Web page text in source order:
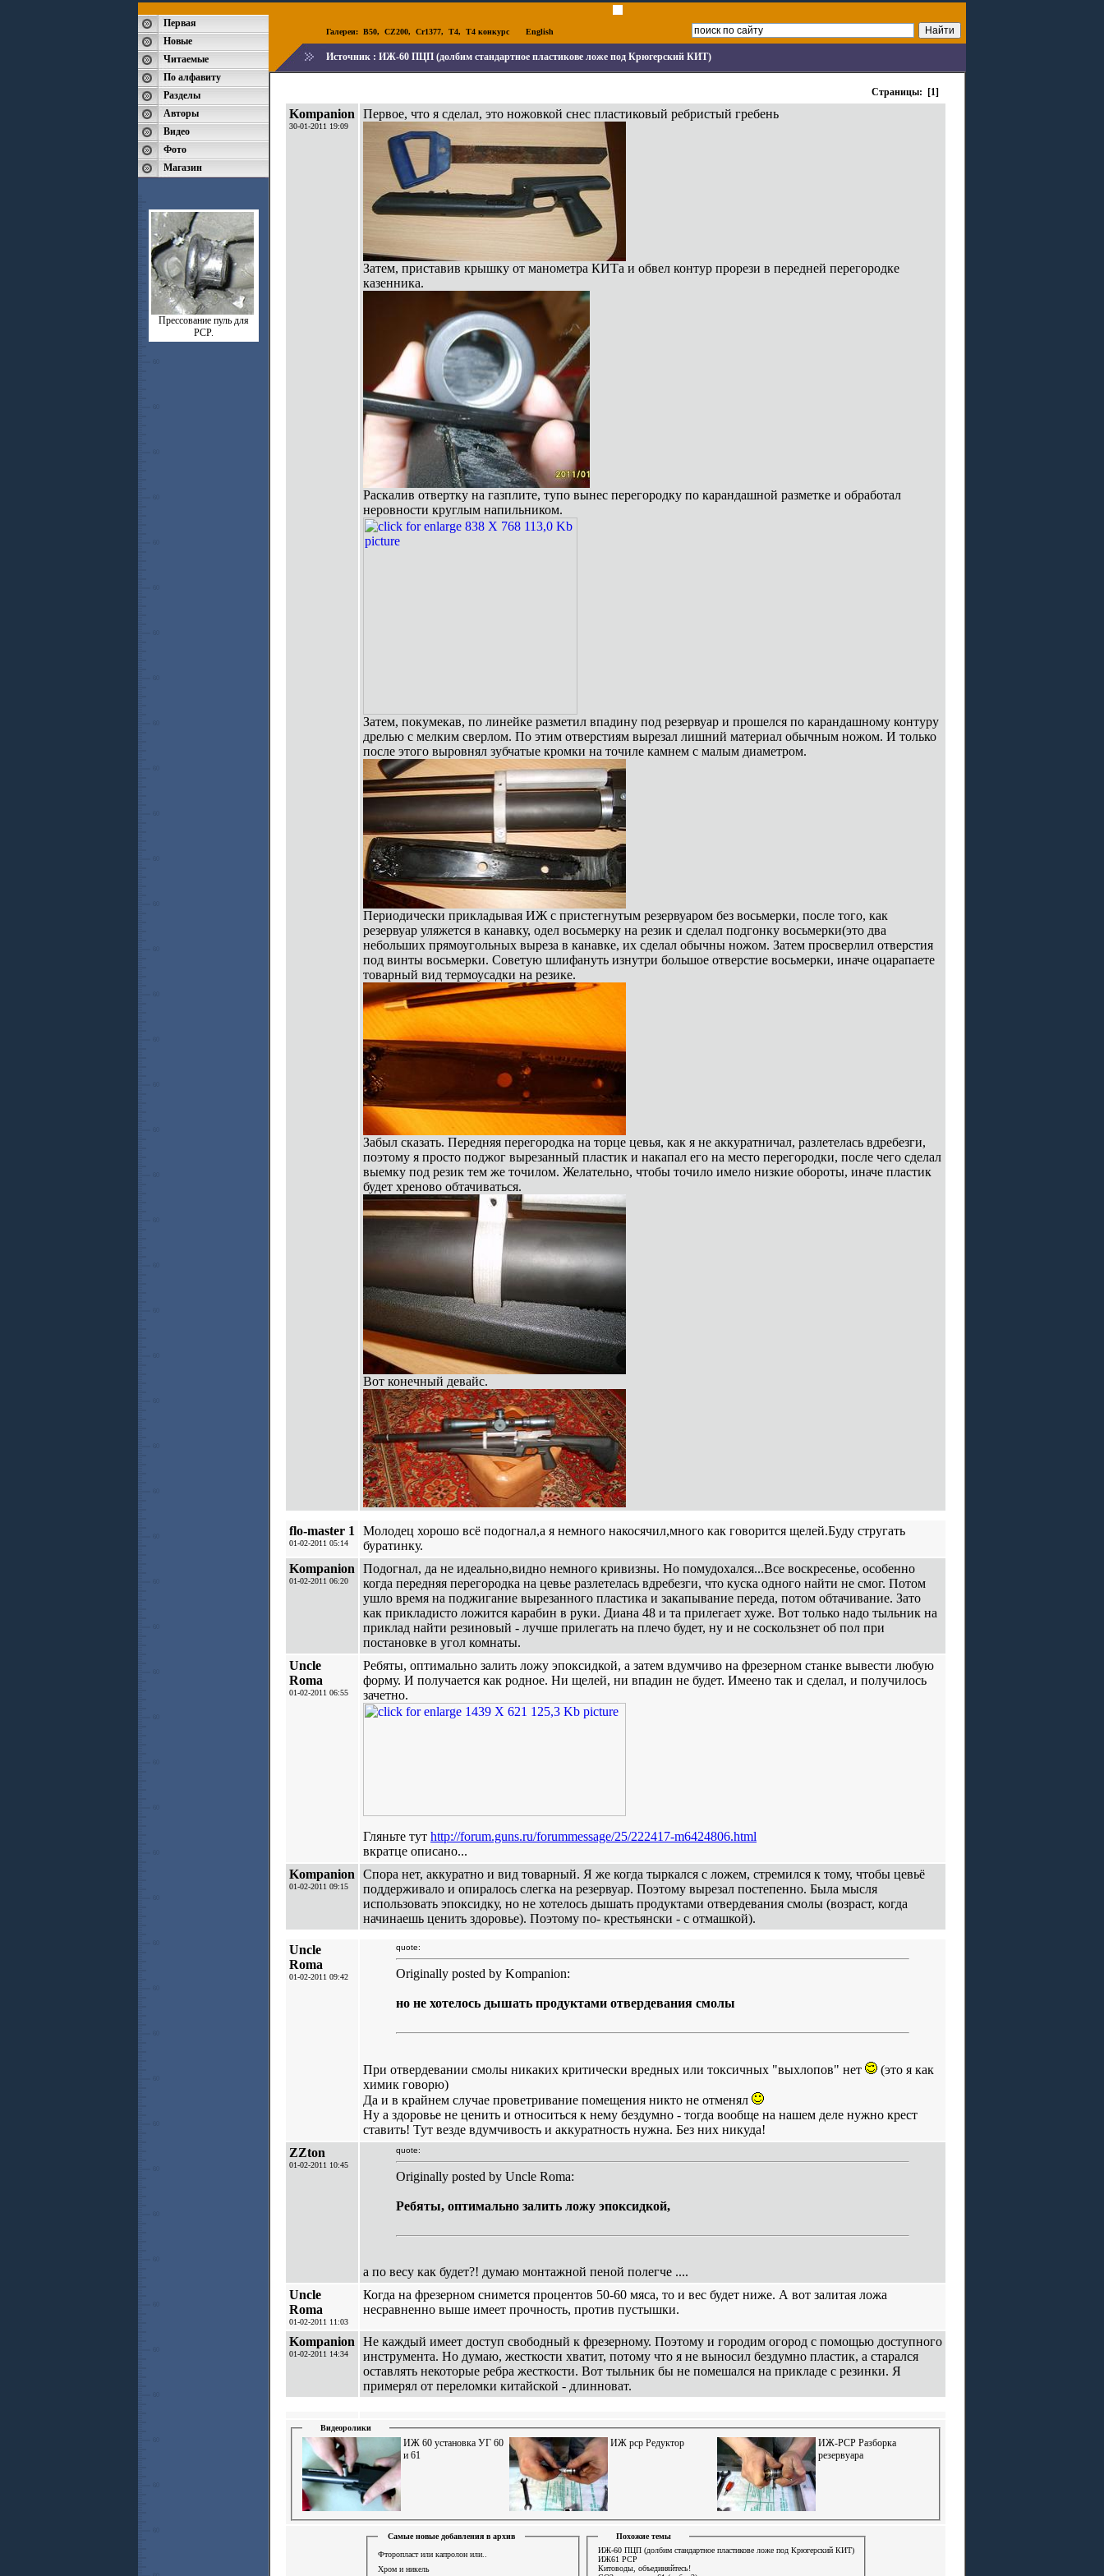
Первая
Новые
Читаемые
По алфавиту
Разделы
Авторы
Видео
Фото
Магазин
Прессование пуль для
РСР.
Галереи: B50, CZ200, Cr1377, T4, T4 конкурс English
Источник : ИЖ-60 ПЦП (долбим стандартное пластикове ложе под Крюгерский КИТ)
Страницы: [1]
Kompanion
30-01-2011 19:09
Первое, что я сделал, это ножовкой снес пластиковый ребристый гребень
Затем, приставив крышку от манометра КИТа и обвел контур прорези в передней перегородке
казенника.
Раскалив отвертку на газплите, тупо вынес перегородку по карандашной разметке и обработал
неровности круглым напильником.
Затем, покумекав, по линейке разметил впадину под резервуар и прошелся по карандашному контуру
дрелью с мелким сверлом. По этим отверстиям вырезал лишний материал обычным ножом. И только
после этого выровнял зубчатые кромки на точиле камнем с малым диаметром.
Периодически прикладывая ИЖ с пристегнутым резервуаром без восьмерки, после того, как
резервуар уляжется в канавку, одел восьмерку на резик и сделал подгонку восьмерки(это два
небольших прямоугольных выреза в канавке, их сделал обычны ножом. Затем просверлил отверстия
под винты восьмерки. Советую шлифануть изнутри большое отверстие восьмерки, иначе оцарапаете
товарный вид термоусадки на резике.
Забыл сказать. Передняя перегородка на торце цевья, как я не аккуратничал, разлетелась вдребезги,
поэтому я просто поджог вырезанный пластик и накапал его на место перегородки, после чего сделал
выемку под резик тем же точилом. Желательно, чтобы точило имело низкие обороты, иначе пластик
будет хреново обтачиваться.
Вот конечный девайс.
flo-master 1
01-02-2011 05:14
Молодец хорошо всё подогнал,а я немного накосячил,много как говорится щелей.Буду стругать
буратинку.
Kompanion
01-02-2011 06:20
Подогнал, да не идеально,видно немного кривизны. Но помудохался...Все воскресенье, особенно
когда передняя перегородка на цевье разлетелась вдребезги, что куска одного найти не смог. Потом
ушло время на поджигание вырезанного пластика и закапывание переда, потом обтачивание. Зато
как прикладисто ложится карабин в руки. Диана 48 и та прилегает хуже. Вот только надо тыльник на
приклад найти резиновый - лучше прилегать на плечо будет, ну и не соскользнет об пол при
постановке в угол комнаты.
Uncle
Roma
01-02-2011 06:55
Ребяты, оптимально залить ложу эпоксидкой, а затем вдумчиво на фрезерном станке вывести любую
форму. И получается как родное. Ни щелей, ни впадин не будет. Имеено так и сделал, и получилось
зачетно.
Гляньте тут http://forum.guns.ru/forummessage/25/222417-m6424806.html
вкратце описано...
Kompanion
01-02-2011 09:15
Спора нет, аккуратно и вид товарный. Я же когда тыркался с ложем, стремился к тому, чтобы цевьё
поддерживало и опиралось слегка на резервуар. Поэтому вырезал постепенно. Была мысля
использовать эпоксидку, но не хотелось дышать продуктами отвердевания смолы (возраст, когда
начинаешь ценить здоровье). Поэтому по- крестьянски - с отмашкой).
Uncle
Roma
01-02-2011 09:42
quote:
Originally posted by Kompanion:
но не хотелось дышать продуктами отвердевания смолы
При отвердевании смолы никаких критически вредных или токсичных "выхлопов" нет
(это я как
химик говорю)
Да и в крайнем случае проветривание помещения никто не отменял
Ну а здоровье не ценить и относиться к нему бездумно - тогда вообще на нашем деле нужно крест
ставить! Тут везде вдумчивость и аккуратность нужна. Без них никуда!
ZZton
01-02-2011 10:45
quote:
Originally posted by Uncle Roma:
Ребяты, оптимально залить ложу эпоксидкой,
а по весу как будет?! думаю монтажной пеной полегче ....
Uncle
Roma
01-02-2011 11:03
Когда на фрезерном снимется процентов 50-60 мяса, то и вес будет ниже. А вот залитая ложа
несравненно выше имеет прочность, против пустышки.
Kompanion
01-02-2011 14:34
Не каждый имеет доступ свободный к фрезерному. Поэтому и городим огород с помощью доступного
инструмента. Но думаю, жесткости хватит, потому что я не выносил бездумно пластик, а старался
оставлять некоторые ребра жесткости. Вот тыльник бы не помешался на прикладе с резинки. Я
примерял от переломки китайской - длинноват.
Видеоролики
ИЖ 60 установка УГ 60
и 61
ИЖ рср Редуктор
ИЖ-РСР Разборка
резервуара
Самые новые добавления в архив
Фторопласт или капролон или..
Хром и никель
Похожие темы
ИЖ-60 ПЦП (долбим стандартное пластикове ложе под Крюгерский КИТ)
ИЖ61 PCP
Китоводы, объединяйтесь!